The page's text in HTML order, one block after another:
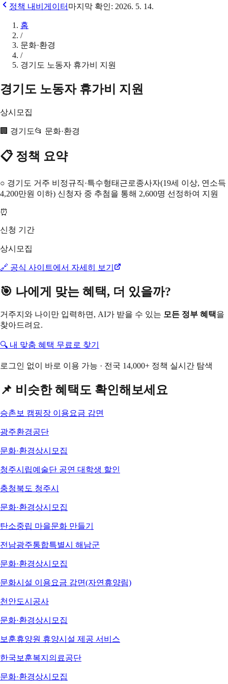
정책 내비게이터 마지막 확인: 2026. 5. 14.
홈
/
문화·환경
/
경기도 노동자 휴가비 지원
경기도 노동자 휴가비 지원
상시모집
🏢 경기도📂 문화·환경
📋 정책 요약
○ 경기도 거주 비정규직·특수형태근로종사자(19세 이상, 연소득
4,200만원 이하) 신청자 중 추첨을 통해 2,600명 선정하여 지원
⏰
신청 기간
상시모집
🔗 공식 사이트에서 자세히 보기
🎯 나에게 맞는 혜택, 더 있을까?
거주지와 나이만 입력하면, AI가 받을 수 있는 모든 정부 혜택을
찾아드려요.
🔍 내 맞춤 혜택 무료로 찾기
로그인 없이 바로 이용 가능 · 전국 14,000+ 정책 실시간 탐색
📌 비슷한 혜택도 확인해보세요
승촌보 캠핑장 이용요금 감면
광주환경공단
문화·환경상시모집
청주시립예술단 공연 대학생 할인
충청북도 청주시
문화·환경상시모집
탄소중립 마을문화 만들기
전남광주통합특별시 해남군
문화·환경상시모집
문화시설 이용요금 감면(자연휴양림)
천안도시공사
문화·환경상시모집
보훈휴양원 휴양시설 제공 서비스
한국보훈복지의료공단
문화·환경상시모집